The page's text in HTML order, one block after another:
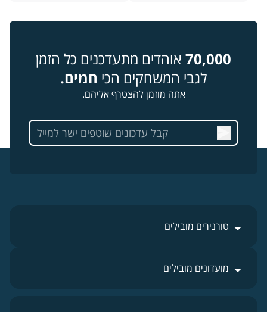
70,000 אוהדים מתעדכנים כל הזמן
לגבי המשחקים הכי חמים.
אתה מוזמן להצטרף אליהם.
טורנירים מובילים
מועדונים מובילים